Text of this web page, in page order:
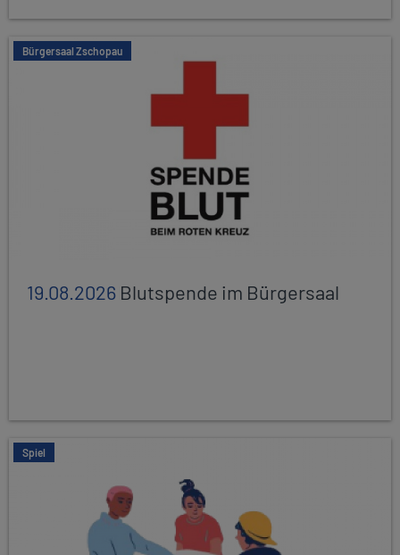
Bürgersaal Zschopau
19.08.2026 Blutspende im Bürgersaal
Spiel